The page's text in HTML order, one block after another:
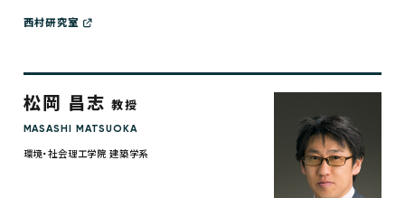
西村研究室
松岡 昌志教授
MASASHI MATSUOKA
環境・社会理工学院 建築学系